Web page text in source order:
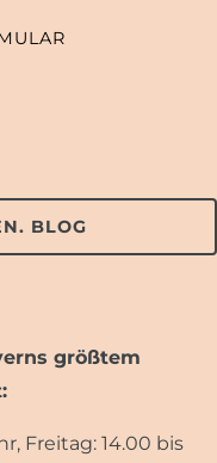
BLOG
größtem
Freitag: 14.00 bis